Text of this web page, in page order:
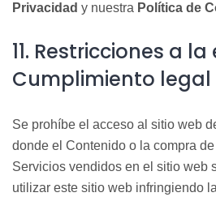
Privacidad y nuestra Política de
11. Restricciones a
Cumplimiento legal
Se prohíbe el acceso al sitio web
donde el Contenido o la compra
Servicios vendidos en el sitio web
utilizar este sitio web infringiendo